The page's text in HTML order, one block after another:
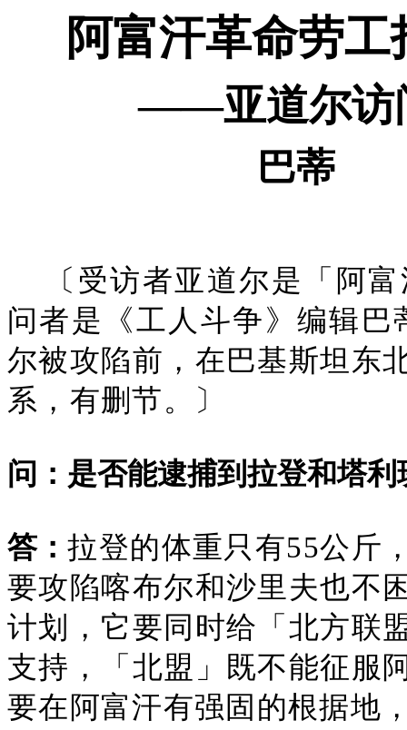
阿富汗革命劳
——亚道尔访
巴蒂
〔受访者亚道尔是「阿
问者是《工人斗争》编辑巴
尔被攻陷前，在巴基斯坦东
系，有删节。〕
问：是否能逮捕到拉登和塔
答：拉登的体重只有55公斤
要攻陷喀布尔和沙里夫也不
计划，它要同时给「北方联
支持，「北盟」既不能征服
要在阿富汗有强固的根据地